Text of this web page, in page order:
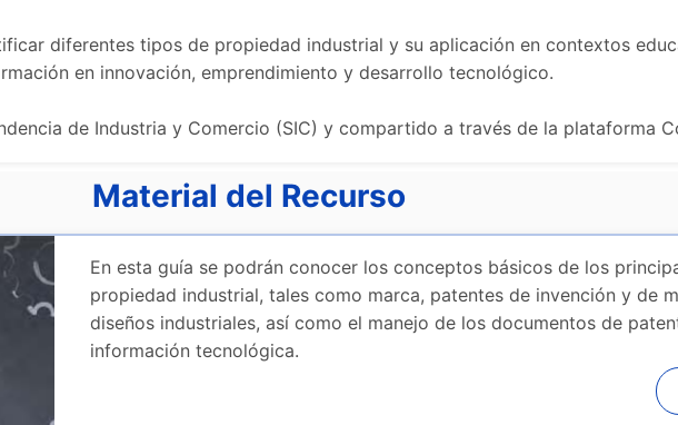
diferentes tipos de propiedad industrial y su aplicación en contextos
en innovación, emprendimiento y desarrollo tecnológico.
de Industria y Comercio (SIC) y compartido a través de la plataforma
Material del Recurso
En esta guía se podrán conocer los conceptos básicos de los
propiedad industrial, tales como marca, patentes de invención y de
diseños industriales, así como el manejo de los documentos de
información tecnológica.